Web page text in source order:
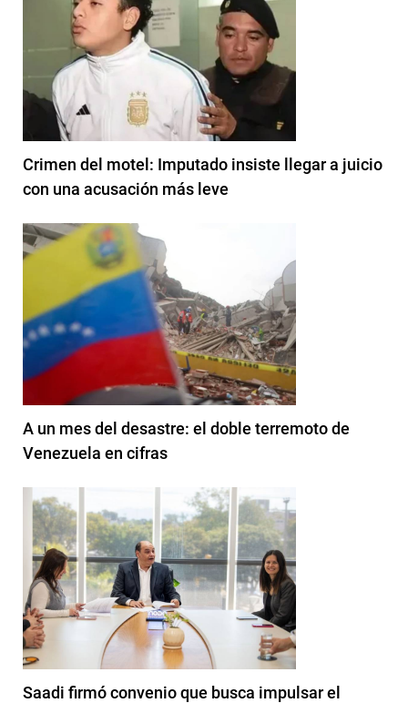
Crimen del motel: Imputado insiste llegar a juicio
con una acusación más leve
A un mes del desastre: el doble terremoto de
Venezuela en cifras
Saadi firmó convenio que busca impulsar el